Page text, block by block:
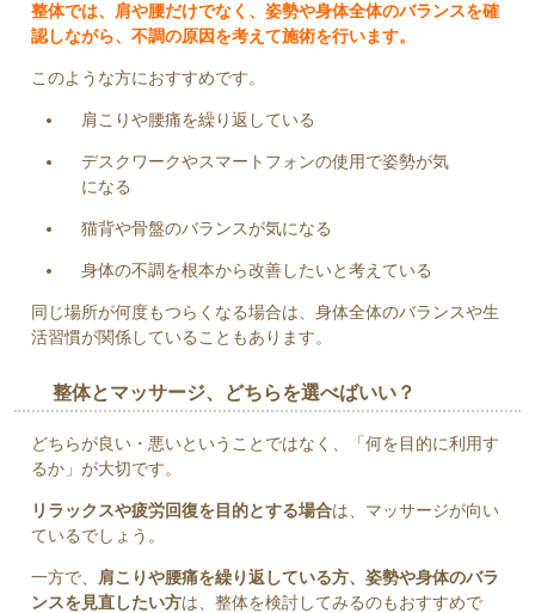
整体では、肩や腰だけでなく、姿勢や身体全体のバランスを確
認しながら、不調の原因を考えて施術を行います。
このような方におすすめです。
肩こりや腰痛を繰り返している
デスクワークやスマートフォンの使用で姿勢が気
になる
猫背や骨盤のバランスが気になる
身体の不調を根本から改善したいと考えている
同じ場所が何度もつらくなる場合は、身体全体のバランスや生
活習慣が関係していることもあります。
整体とマッサージ、どちらを選べばいい？
どちらが良い・悪いということではなく、「何を目的に利用す
るか」が大切です。
リラックスや疲労回復を目的とする場合は、マッサージが向い
ているでしょう。
一方で、
肩こりや腰痛を繰り返している方、姿勢や身体のバラ
ンスを見直したい方は、整体を検討してみるのもおすすめで